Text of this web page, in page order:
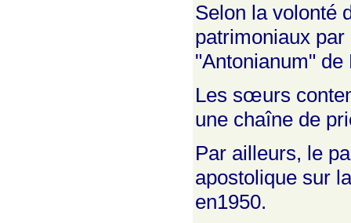
Selon la volonté
patrimoniaux
"Antonianum" de
Les sœurs
une chaîne de
Par ailleurs, le
apostolique sur
en1950.